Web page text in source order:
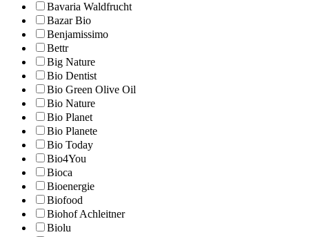
Bavaria Waldfrucht
Bazar Bio
Benjamissimo
Bettr
Big Nature
Bio Dentist
Bio Green Olive Oil
Bio Nature
Bio Planet
Bio Planete
Bio Today
Bio4You
Bioca
Bioenergie
Biofood
Biohof Achleitner
Biolu